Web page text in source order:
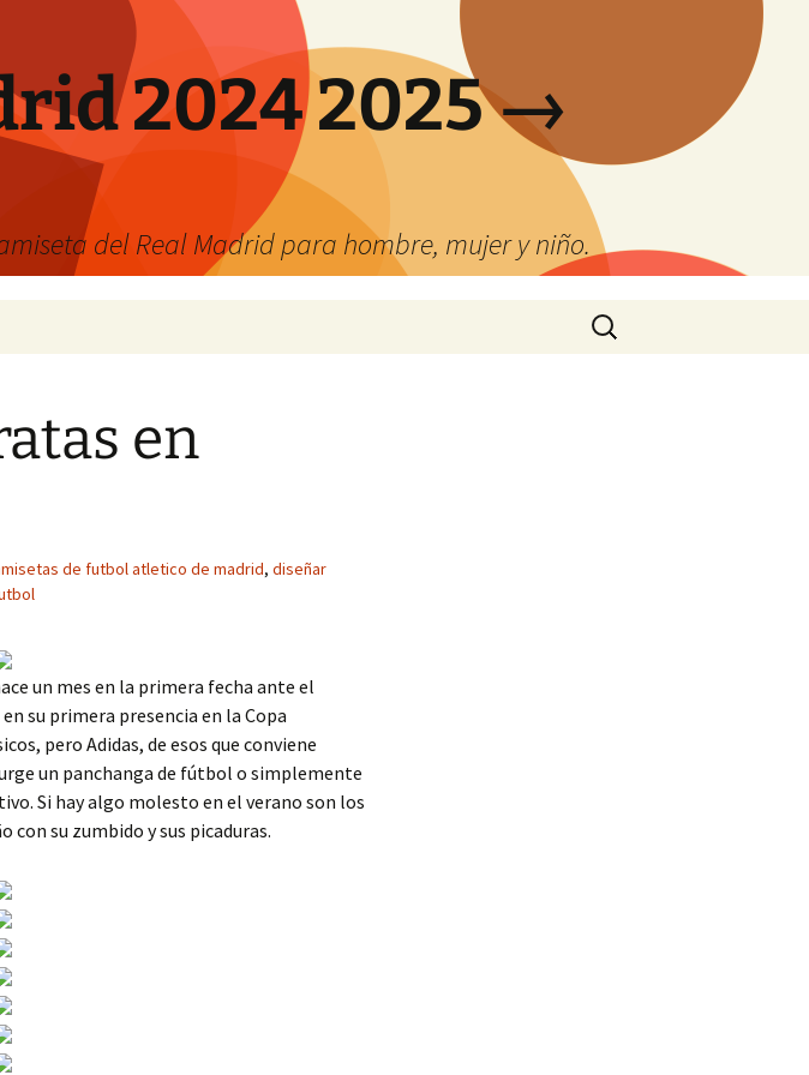
2024 2025 →
del Real Madrid para hombre, mujer y niño.
Buscar:
en
de futbol atletico de madrid, diseñar
un mes en la primera fecha ante el
su primera presencia en la Copa
pero Adidas, de esos que conviene
un panchanga de fútbol o simplemente
Si hay algo molesto en el verano son los
con su zumbido y sus picaduras.